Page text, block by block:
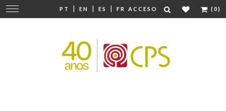
PT | EN | ES | FR ACCESO (0)
Cambiar
navegación